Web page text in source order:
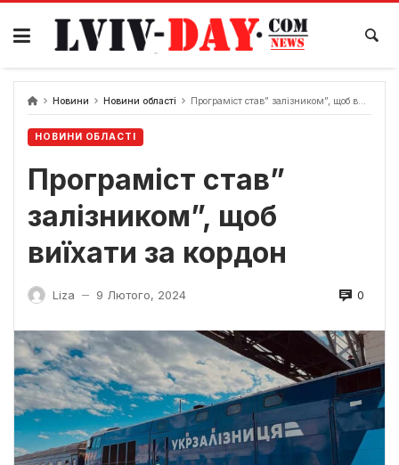
Skip
content
Новини Новини області Програміст став” залізником”, щоб виїхати за кордон
НОВИНИ ОБЛАСТІ
Програміст став”
залізником”, щоб
виїхати за кордон
Liza — 9 Лютого, 2024 0